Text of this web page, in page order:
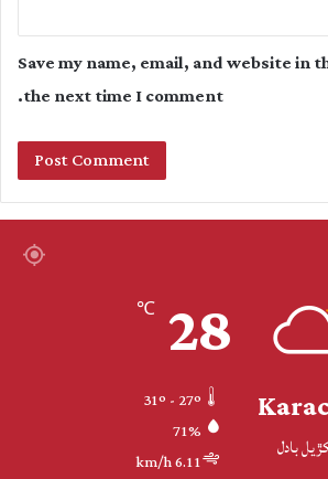
Save my name, email, and website in
the next time I comment.
بادل
28
℃
71%
6.11 km/h